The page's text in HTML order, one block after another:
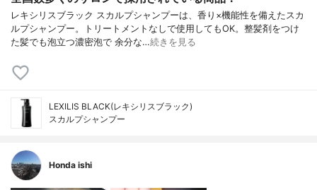
レキシリスブラック スカルプシャンプーは、香り×機能性を備えたスカ
ルプシャンプー。トリートメントなしで使用してもOK。整髪剤をつけ
た髪でも泡立つ濃密泡で 余分な…続きを見る
LEXILIS BLACK(レキシリスブラック)
スカルプシャンプー
Honda ishi